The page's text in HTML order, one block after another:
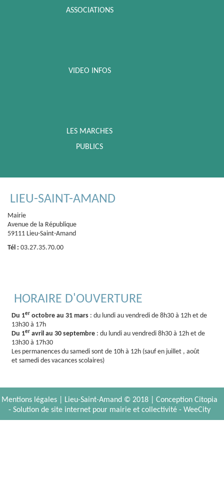
ASSOCIATIONS
VIDEO INFOS
LES MARCHES
PUBLICS
LIEU-SAINT-AMAND
Mairie
Avenue de la République
59111 Lieu-Saint-Amand
Tél : 03.27.35.70.00
HORAIRE D'OUVERTURE
Du 1er octobre au 31 mars : du lundi au vendredi de 8h30 à 12h et de
13h30 à 17h
Du 1er avril au 30 septembre : du lundi au vendredi 8h30 à 12h et de
13h30 à 17h30
Les permanences du samedi sont de 10h à 12h (sauf en juillet , août
et samedi des vacances scolaires)
Mentions légales | Lieu-Saint-Amand © 2018 | Conception Citopia
- Solution de site internet pour mairie et collectivité - WeeCity